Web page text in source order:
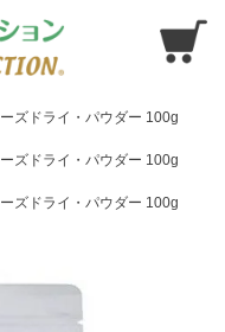
ズドライ・パウダー 100g
ズドライ・パウダー 100g
ズドライ・パウダー 100g